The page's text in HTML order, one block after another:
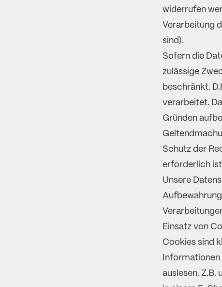
widerrufen
Verarbeitung
sind).
Sofern die
zulässige
beschränkt.
verarbeitet.
Gründen
Schutz der
erforderlich
Unsere
Einsatz von
Cookies sind
auslesen.